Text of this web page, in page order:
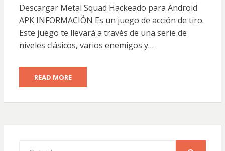
Descargar Metal Squad Hackeado para Android
APK INFORMACIÓN Es un juego de acción de tiro.
Este juego te llevará a través de una serie de
niveles clásicos, varios enemigos y…
READ MORE